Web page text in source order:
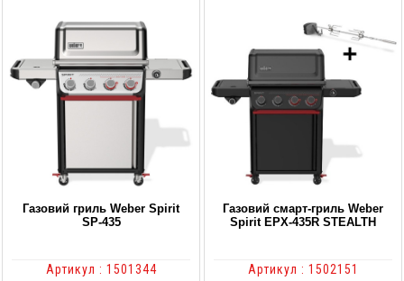
Газовий гриль Weber Spirit
SP-435
Артикул : 1501344
Газовий смарт-гриль Weber
Spirit EPX-435R STEALTH
Артикул : 1502151